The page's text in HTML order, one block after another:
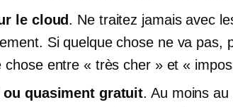
le cloud. Ne traitez jamais avec
Si quelque chose ne va pas,
chose entre « très cher » et «
quasiment gratuit. Au moins